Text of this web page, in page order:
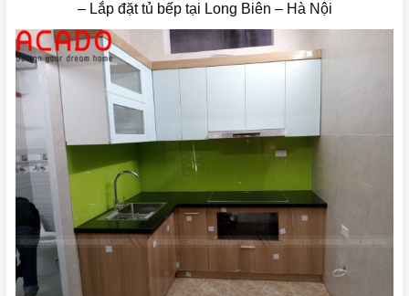
– Lắp đặt tủ bếp tại Long Biên – Hà Nội